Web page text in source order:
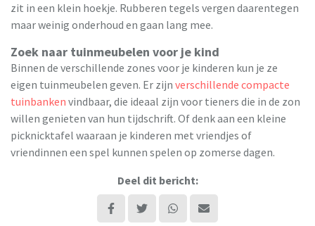
zit in een klein hoekje. Rubberen tegels vergen daarentegen
maar weinig onderhoud en gaan lang mee.
Zoek naar tuinmeubelen voor je kind
Binnen de verschillende zones voor je kinderen kun je ze
eigen tuinmeubelen geven. Er zijn verschillende compacte
tuinbanken vindbaar, die ideaal zijn voor tieners die in de zon
willen genieten van hun tijdschrift. Of denk aan een kleine
picknicktafel waaraan je kinderen met vriendjes of
vriendinnen een spel kunnen spelen op zomerse dagen.
Deel dit bericht: